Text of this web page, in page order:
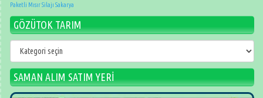
Paketli Mısır Silajı Sakarya
GÖZÜTOK TARIM
TARIM
SAMAN ALIM SATIM YERİ